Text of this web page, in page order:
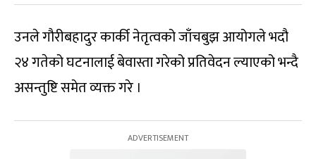
उनले गौरीबहादुर कार्की नेतृत्वको जाँचबुझ आयोगले भदौ
२४ गतेको घटनालाई बेवास्ता गरेको प्रतिवेदन ल्याएको भन्दै
असन्तुष्टि समेत व्यक्त गरे ।